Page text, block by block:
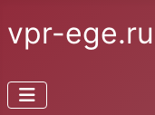
vpr-ege.ru